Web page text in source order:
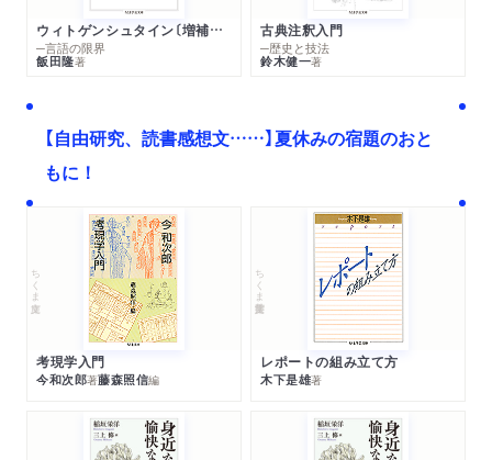
ウィトゲンシュタイン〔増補新版〕
─言語の限界
飯田隆著
古典注釈入門
─歴史と技法
鈴木健一著
【自由研究、読書感想文……】夏休みの宿題のおと
もに！
ちくま文庫
考現学入門
今和次郎著藤森照信編
ちくま学芸文庫
レポートの組み立て方
木下是雄著